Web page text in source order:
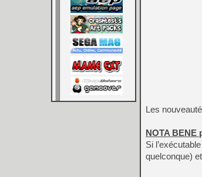
Les
NOTA BENE
Si
quelconque)